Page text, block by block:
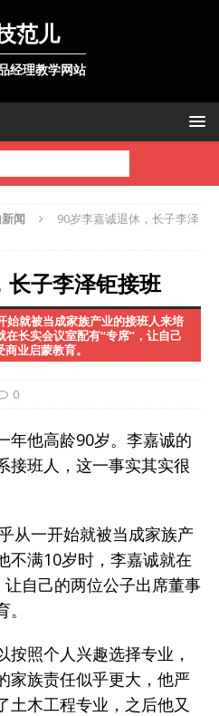
范儿
经理教学网站
闻
90岁李嘉诚退休，长子李泽
长子李泽钜接班
始就被当成家族产业的接班人来培
长实会议室配有“专席”，让自己
业启蒙教育。
0
年他高龄90岁。李嘉诚的
接班人，这一事实其实很
从一开始就被当成家族产
不满10岁时，李嘉诚就在
让自己的两位公子出席董事
照个人兴趣选择专业，
家族责任似乎更大，他严
土木工程专业，之后他又